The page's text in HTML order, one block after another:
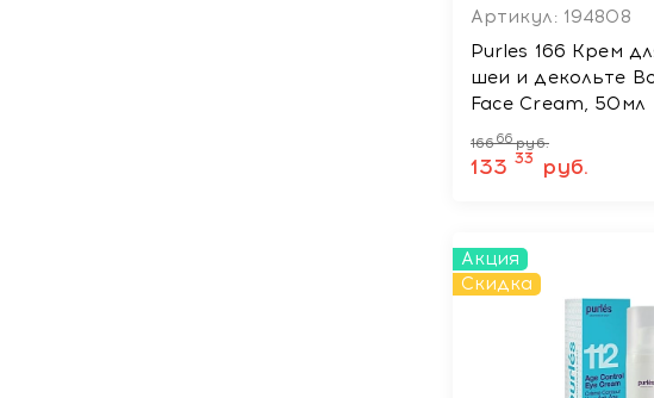
Артикул: 194808
Purles 166 Крем
шеи и декольте
Face Cream, 50мл
16666 руб.
133 33 руб.
Акция
Скидка